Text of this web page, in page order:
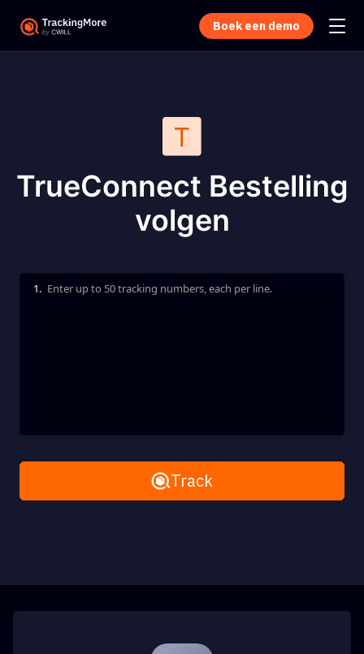
Boek een demo
TrueConnect Bestelling
volgen
Enter up to 50 tracking numbers, each per line.
1.
Remove AllTrack